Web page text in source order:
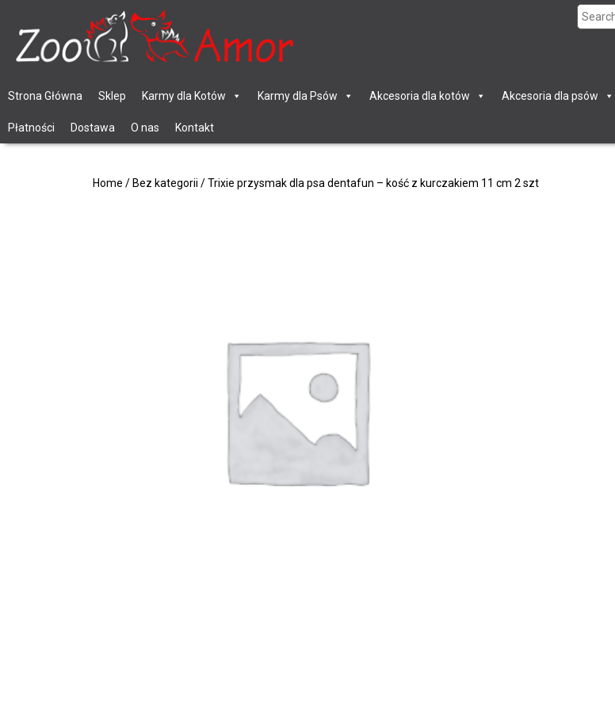
Search
Strona Główna Sklep Karmy dla Kotów Karmy dla Psów Akcesoria dla kotów Akcesoria dla psów
Płatności Dostawa O nas Kontakt
Home / Bez kategorii / Trixie przysmak dla psa dentafun – kość z kurczakiem 11 cm 2 szt